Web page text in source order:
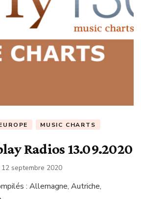
MUSIC CHARTS
Radios 13.09.2020
12 septembre 2020
: Allemagne, Autriche,